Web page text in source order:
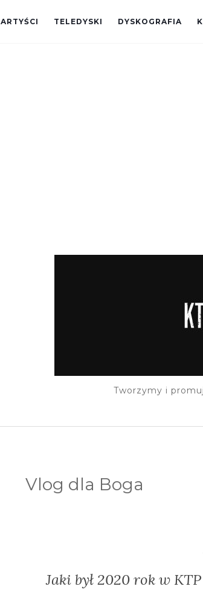
ARTYŚCI TELEDYSKI DYSKOGRAFIA
Tworzymy i
Vlog dla Boga
Jaki był 2020 rok w